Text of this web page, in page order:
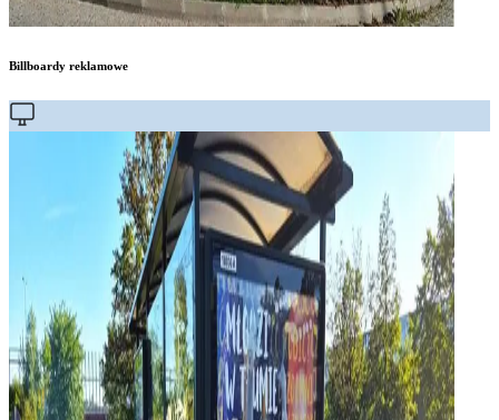
Billboardy reklamowe